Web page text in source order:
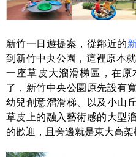
新竹一日遊提案，從鄰近的
到新竹中央公園，這裡原本
一座草皮大溜滑梯區，在原
了，新竹中央公園原先設有
幼兒創意溜滑梯、以及小山
草皮上的融入藝術感的大型
的歡迎，且旁邊就是東大高